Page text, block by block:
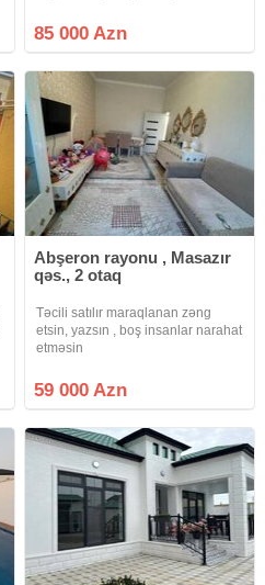
sahəsində yerləşir. Həyətə 1
avtomobil rahatlıqla daxil ola bilir.
85 000 Azn
Abşeron rayonu , Masazır
qəs., 2 otaq
Təcili satılır maraqlanan zəng
etsin, yazsın , boş insanlar narahat
etməsin
59 000 Azn